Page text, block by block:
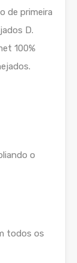
de primeira
D.
100%
o
todos os